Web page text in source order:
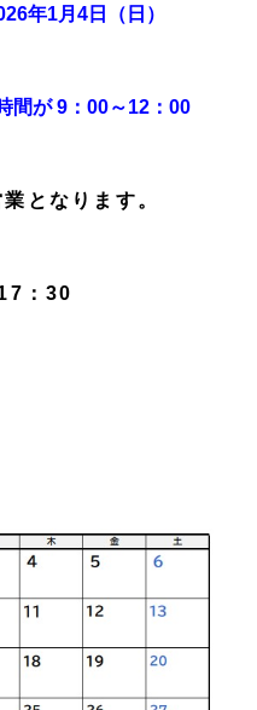
年1月4日（日 ）
間が 9：00～12：00
となります。
～17：30